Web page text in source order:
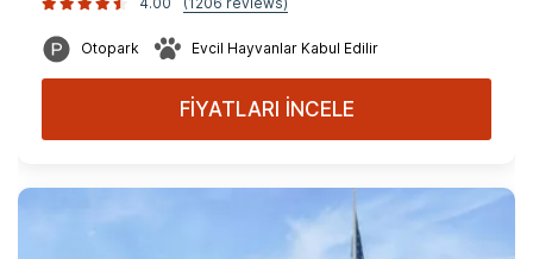
Otopark Evcil Hayvanlar Kabul Edilir
FİYATLARI İNCELE